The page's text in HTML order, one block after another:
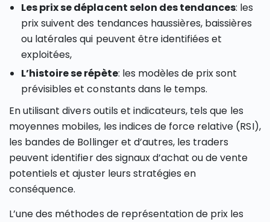
Les prix se déplacent selon des tendances: les
prix suivent des tendances haussières, baissières
ou latérales qui peuvent être identifiées et
exploitées,
L’histoire se répète: les modèles de prix sont
prévisibles et constants dans le temps.
En utilisant divers outils et indicateurs, tels que les
moyennes mobiles, les indices de force relative (RSI),
les bandes de Bollinger et d’autres, les traders
peuvent identifier des signaux d’achat ou de vente
potentiels et ajuster leurs stratégies en
conséquence.
L’une des méthodes de représentation de prix les